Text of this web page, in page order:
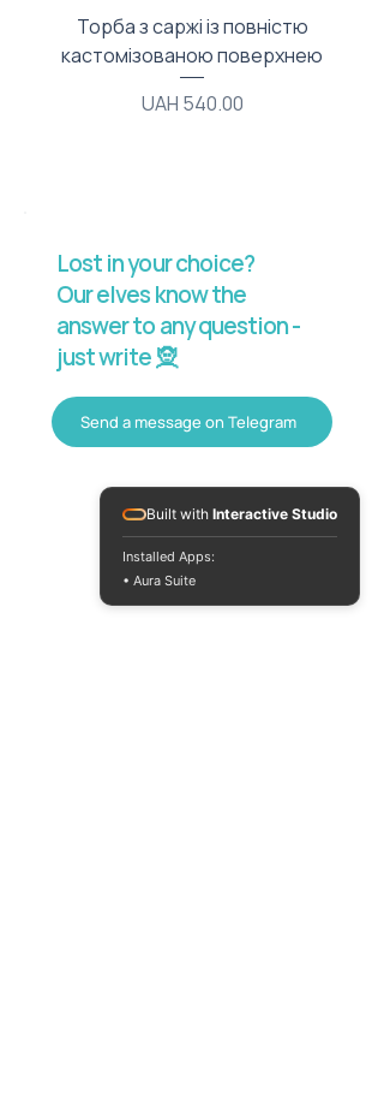
Торба з саржі із повністю
кастомізованою поверхнею
Price
UAH 540.00
Lost in your choice?
Our elves know the
answer to any question -
just write 🧝
Send a message on Telegram
Built with Interactive Studio
Installed Apps:
• Aura Suite